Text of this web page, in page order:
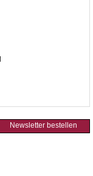
Newsletter bestellen